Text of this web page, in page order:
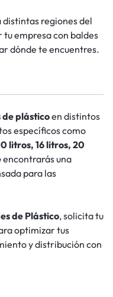
distintas regiones del
tu empresa con baldes
dónde te encuentres.
de plásticoen distintos
específicos como
litros, 16 litros, 20
encontrarás una
para las
de Plástico, solicita tu
optimizar tus
y distribución con